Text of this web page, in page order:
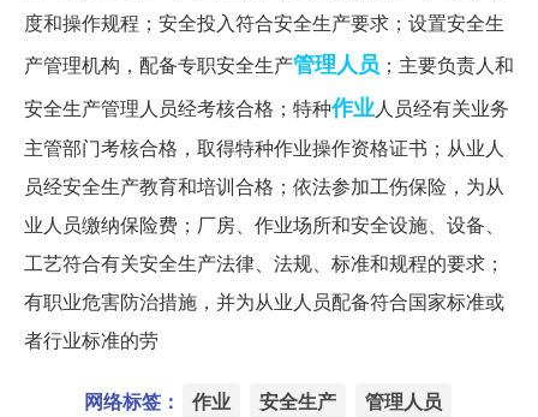
度和操作规程；安全投入符合安全生产要求；设置安全生
产管理机构，配备专职安全生产管理人员 ；主要负责人和
安全生产管理人员经考核合格；特种作业人员经有关业务
主管部门考核合格，取得特种作业操作资格证书；从业人
员经安全生产教育和培训合格；依法参加工伤保险，为从
业人员缴纳保险费；厂房、作业场所和安全设施、设备、
工艺符合有关安全生产法律、法规、标准和规程的要求；
有职业危害防治措施，并为从业人员配备符合国家标准或
者行业标准的劳
网络标签： 作业 安全生产 管理人员